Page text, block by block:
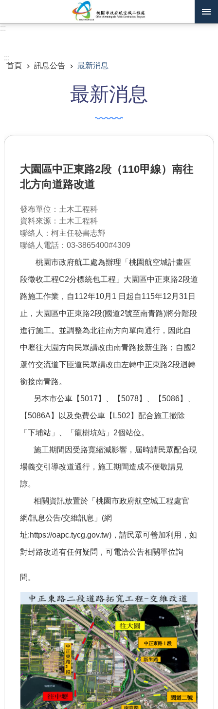
業務資訊
政府公開資訊
便民服務
回首頁
桃園市政府
工務局
市政信箱
網站導覽
【政府網站資料開放宣告】
:::
:::
首頁
訊息公告 最新消息
最新消息
大園區中正東路2段（110甲線）南往
北方向道路改道
發布單位：土木工程科
資料來源：土木工程科
聯絡人：柯主任秘書志輝
聯絡人電話：03-3865400#4309
桃園市政府航工處為辦理「桃園航空城計畫區
段徵收工程C2分標統包工程」大園區中正東路2段道
路施工作業，自112年10月1 日起自115年12月31日
止，大園區中正東路2段(國道2號至南青路)將分階段
進行施工。並調整為北往南方向單向通行，因此自
中壢往大園方向民眾請改由南青路接新生路；自國2
蘆竹交流道下匝道民眾請改由左轉中正東路2段迴轉
銜接南青路。
另本市公車【5017】、【5078】、【5086】、
【5086A】以及免費公車【L502】配合施工撤除
「下埔站」、「龍樹坑站」2個站位。
施工期間因受路寬縮減影響，屆時請民眾配合現
場義交引導改道通行，施工期間造成不便敬請見
諒。
相關資訊放置於「桃園市政府航空城工程處官
網/訊息公告/交維訊息」(網
址:https://oapc.tycg.gov.tw)，請民眾可善加利用，如
對封路改道有任何疑問，可電洽公告相關單位詢
問。